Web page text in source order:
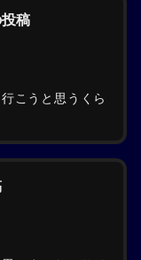
稿
こうと思うくら